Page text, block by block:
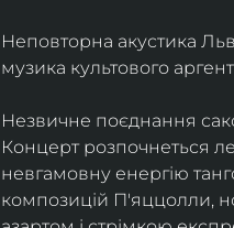
Неповторна акустика
музика культового
Незвичне поєднання
Концерт розпочнеться
невгамовну енергію
композицій П'яццолли,